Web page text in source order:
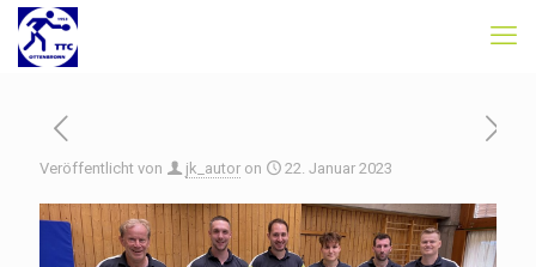
Veröffentlicht von jk_autor on 22. Januar 2023